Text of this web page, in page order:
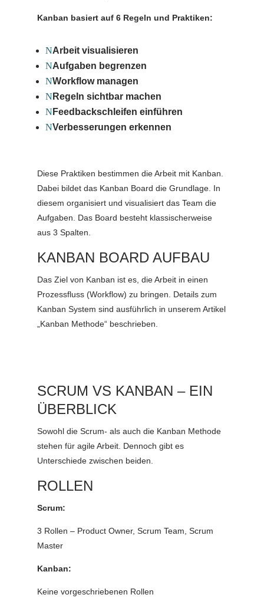
Kanban basiert auf 6 Regeln und Praktiken:
NArbeit visualisieren
NAufgaben begrenzen
NWorkflow managen
N Regeln sichtbar machen
N Feedbackschleifen einführen
NVerbesserungen erkennen
Diese Praktiken bestimmen die Arbeit mit Kanban.
Dabei bildet das Kanban Board die Grundlage. In
diesem organisiert und visualisiert das Team die
Aufgaben. Das Board besteht klassischerweise
aus 3 Spalten.
KANBAN BOARD AUFBAU
Das Ziel von Kanban ist es, die Arbeit in einen
Prozessfluss (Workflow) zu bringen. Details zum
Kanban System sind ausführlich in unserem Artikel
„Kanban Methode“ beschrieben.
SCRUM VS KANBAN – EIN
ÜBERBLICK
Sowohl die Scrum- als auch die Kanban Methode
stehen für agile Arbeit. Dennoch gibt es
Unterschiede zwischen beiden.
ROLLEN
Scrum:
3 Rollen – Product Owner, Scrum Team, Scrum
Master
Kanban:
Keine vorgeschriebenen Rollen